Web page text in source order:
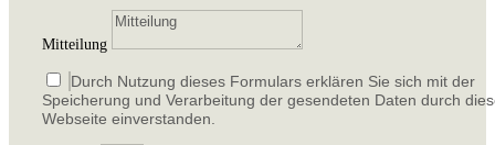
Mitteilung
Durch Nutzung dieses Formulars erklären Sie sich mit der
Speicherung und Verarbeitung der gesendeten Daten durch
Webseite einverstanden.